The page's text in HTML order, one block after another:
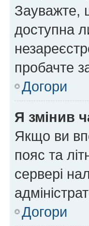
Зауважте,
доступна
пробачте
Догори
Я змінив
Якщо ви
пояс та
сервері
Догори